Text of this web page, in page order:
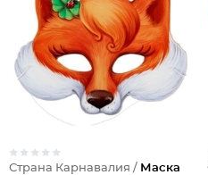
Страна Карнавалия / Маска